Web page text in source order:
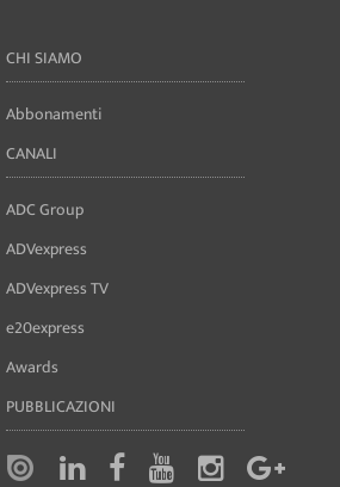
CHI SIAMO
Abbonamenti
CANALI
ADC Group
ADVexpress
ADVexpress TV
e20express
Awards
PUBBLICAZIONI